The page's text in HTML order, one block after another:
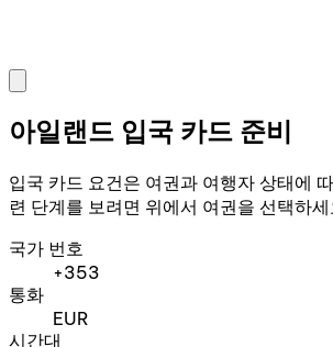
아일랜드 입국 카드 준비
입국 카드 요건은 여권과 여행자 상태에
련 단계를 보려면 위에서 여권을 선택하
국가 번호
+353
통화
EUR
시간대